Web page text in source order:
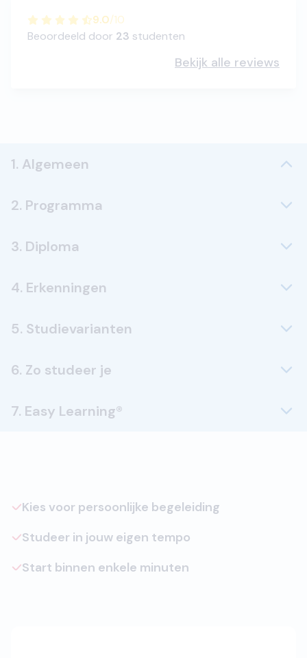
9.0/10
Beoordeeld door 23 studenten
Bekijk alle reviews
1. Algemeen
2. Programma
3. Diploma
4. Erkenningen
5. Studievarianten
6. Zo studeer je
7. Easy Learning®
Kies voor persoonlijke begeleiding
Studeer in jouw eigen tempo
Start binnen enkele minuten